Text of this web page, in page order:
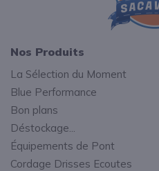
Nos Produits
La Sélection du Moment
Blue Performance
Bon plans
Déstockage...
Équipements de Pont
Cordage Drisses Ecoutes